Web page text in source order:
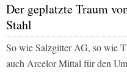
Der geplatzte Traum
Stahl
So wie Salzgitter AG, so wie
auch Arcelor Mittal für den